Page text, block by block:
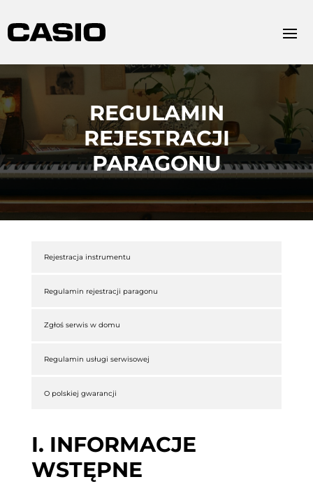
REGULAMIN
REJESTRACJI
PARAGONU
Rejestracja instrumentu
Regulamin rejestracji paragonu
Zgłoś serwis w domu
Regulamin usługi serwisowej
O polskiej gwarancji
I. INFORMACJE
WSTĘPNE